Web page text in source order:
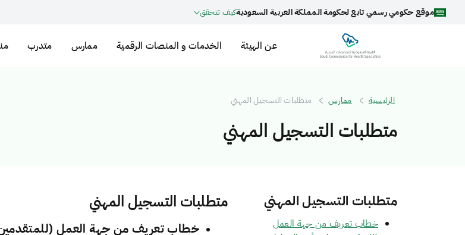
موقع حكومي رسمي تابع لحكومة المملكة العربية السعوديةكيف تتحقق
عن الهيئة الخدمات و المنصات الرقمية ممارس متدرب
الرئيسية ممارس متطلبات التسجيل المهني
متطلبات التسجيل المهني
متطلبات التسجيل المهني
خطاب تعريف من جهة العمل
متطلبات التسجيل المهني
خطاب تعريف من جهة العمل